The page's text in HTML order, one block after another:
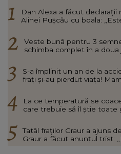
Dan Alexa a făcut declarații
Alinei Pușcău cu boala:
Veste bună pentru 3
schimba complet în a
S-a împlinit un an de la
frați și-au pierdut viața!
La ce temperatură se
care trebuie să îl știe toate
Tatăl fraților Graur a ajuns
Graur a făcut anunțul trist: